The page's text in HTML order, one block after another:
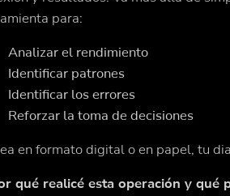
para:
Analizar el rendimiento
Identificar patrones
Identificar los errores
Reforzar la toma de decisiones
en formato digital o en papel, tu
qué realicé esta operación y qué